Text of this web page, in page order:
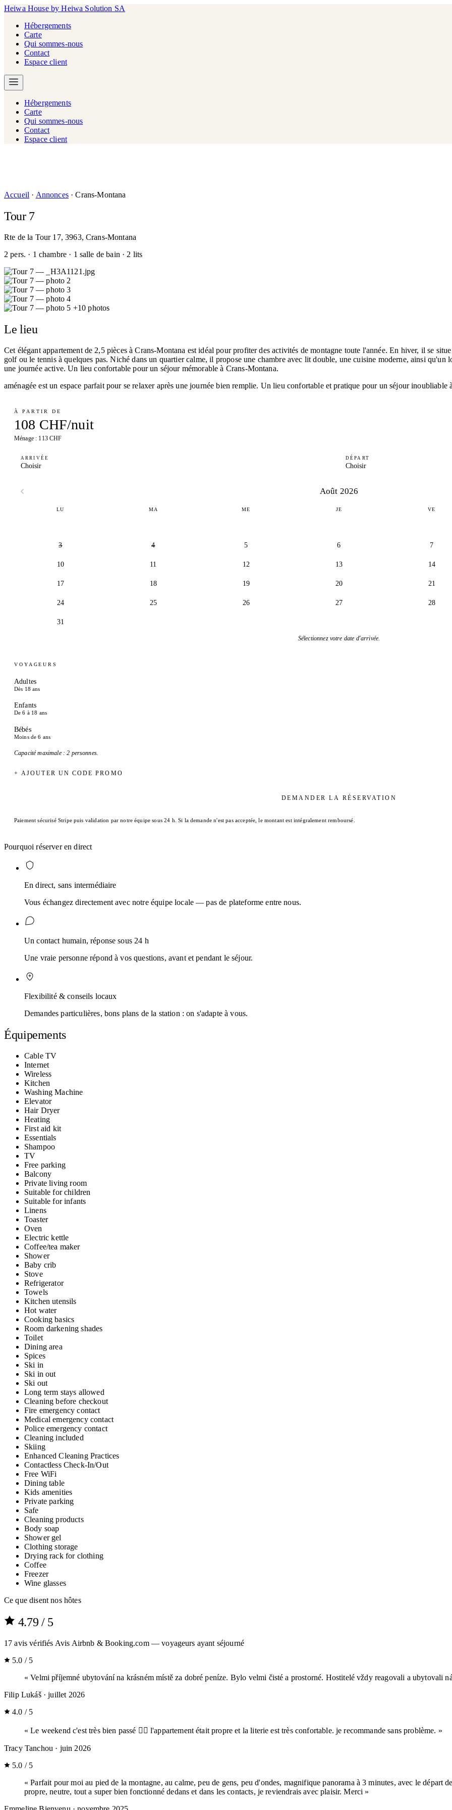
Heiwa House by Heiwa Solution SA
Hébergements
Carte
Qui sommes-nous
Contact
Espace client
Hébergements
Carte
Qui sommes-nous
Contact
Espace client
Accueil · Annonces · Crans-Montana
Tour 7
Rte de la Tour 17, 3963, Crans-Montana
2 pers. · 1 chambre · 1 salle de bain · 2 lits
+10 photos
Le lieu
Cet élégant appartement de 2,5 pièces à Crans-Montana est idéal pour profiter des activités de montagne toute l'année. En hiver, il se
golf ou le tennis à quelques pas. Niché dans un quartier calme, il propose une chambre avec lit double, une cuisine moderne, ainsi qu'un
une journée active. Un lieu confortable pour un séjour mémorable à Crans-Montana.
aménagée est un espace parfait pour se relaxer après une journée bien remplie. Un lieu confortable et pratique pour un séjour inoubliable
À PARTIR DE
108 CHF/nuit
Ménage : 113 CHF
ARRIVÉE
Choisir
DÉPART
Choisir
Août 2026
LU MA ME JE VE
3 4 5 6 7
10 11 12 13 14
17 18 19 20 21
24 25 26 27 28
31
Sélectionnez votre date d'arrivée.
VOYAGEURS
Adultes
Dès 18 ans
Enfants
De 6 à 18 ans
Bébés
Moins de 6 ans
Capacité maximale : 2 personnes.
+ AJOUTER UN CODE PROMO
DEMANDER LA RÉSERVATION
Paiement sécurisé Stripe puis validation par notre équipe sous 24 h. Si la demande n'est pas acceptée, le montant est intégralement remboursé.
Pourquoi réserver en direct
En direct, sans intermédiaire
Vous échangez directement avec notre équipe locale — pas de plateforme entre nous.
Un contact humain, réponse sous 24 h
Une vraie personne répond à vos questions, avant et pendant le séjour.
Flexibilité & conseils locaux
Demandes particulières, bons plans de la station : on s'adapte à vous.
Équipements
Cable TV
Internet
Wireless
Kitchen
Washing Machine
Elevator
Hair Dryer
Heating
First aid kit
Essentials
Shampoo
TV
Free parking
Balcony
Private living room
Suitable for children
Suitable for infants
Linens
Toaster
Oven
Electric kettle
Coffee/tea maker
Shower
Baby crib
Stove
Refrigerator
Towels
Kitchen utensils
Hot water
Cooking basics
Room darkening shades
Toilet
Dining area
Spices
Ski in
Ski in out
Ski out
Long term stays allowed
Cleaning before checkout
Fire emergency contact
Medical emergency contact
Police emergency contact
Cleaning included
Skiing
Enhanced Cleaning Practices
Contactless Check-In/Out
Free WiFi
Dining table
Kids amenities
Private parking
Safe
Cleaning products
Body soap
Shower gel
Clothing storage
Drying rack for clothing
Coffee
Freezer
Wine glasses
Ce que disent nos hôtes
4.79 / 5
17 avis vérifiés Avis Airbnb & Booking.com — voyageurs ayant séjourné
5.0 / 5
« Velmi příjemné ubytování na krásném místě za dobré peníze. Bylo velmi čisté a prostorné. Hostitelé vždy reagovali a ubytovali
Filip Lukáš· juillet 2026
4.0 / 5
« Le weekend c'est très bien passé 👍🏼 l'appartement était propre et la literie est très confortable. je recommande sans problème. »
Tracy Tanchou · juin 2026
5.0 / 5
« Parfait pour moi au pied de la montagne, au calme, peu de gens, peu d'ondes, magnifique panorama à 3 minutes, avec le départ
propre, neutre, tout a super bien fonctionné dedans et dans les contacts, je reviendrais avec plaisir. Merci »